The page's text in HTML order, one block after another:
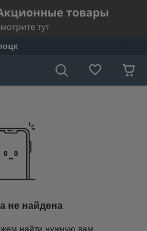
не найдена
найти нужную вам